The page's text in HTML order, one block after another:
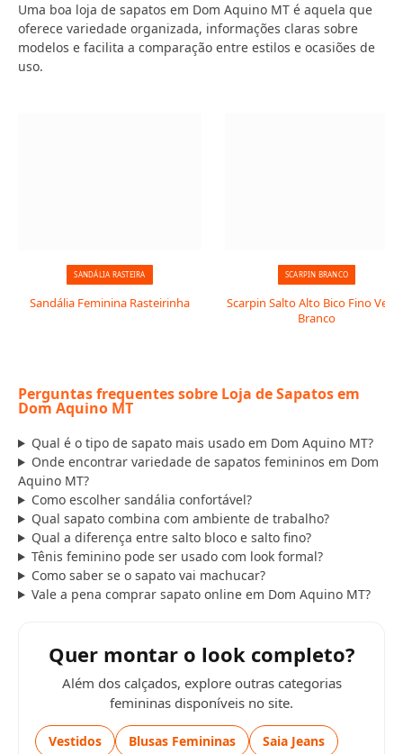
Uma boa loja de sapatos em Dom Aquino MT é aquela que
oferece variedade organizada, informações claras sobre
modelos e facilita a comparação entre estilos e ocasiões de
uso.
SANDÁLIA RASTEIRA
Sandália Feminina Rasteirinha
SCARPIN BRANCO
Scarpin Salto Alto Bico Fino
Branco
Perguntas frequentes sobre Loja de Sapatos em
Dom Aquino MT
Qual é o tipo de sapato mais usado em Dom Aquino MT?
Onde encontrar variedade de sapatos femininos em Dom
Aquino MT?
Como escolher sandália confortável?
Qual sapato combina com ambiente de trabalho?
Qual a diferença entre salto bloco e salto fino?
Tênis feminino pode ser usado com look formal?
Como saber se o sapato vai machucar?
Vale a pena comprar sapato online em Dom Aquino MT?
Quer montar o look completo?
Além dos calçados, explore outras categorias
femininas disponíveis no site.
Vestidos Blusas Femininas
Saia Jeans